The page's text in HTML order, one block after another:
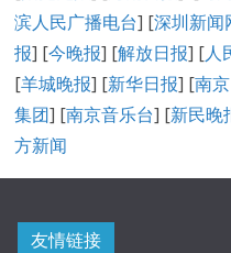
滨人民广播电台] [深圳新闻
报] [今晚报] [解放日报] [人
[羊城晚报] [新华日报] [南
集团] [南京音乐台] [新民晚
方新闻
友情链接